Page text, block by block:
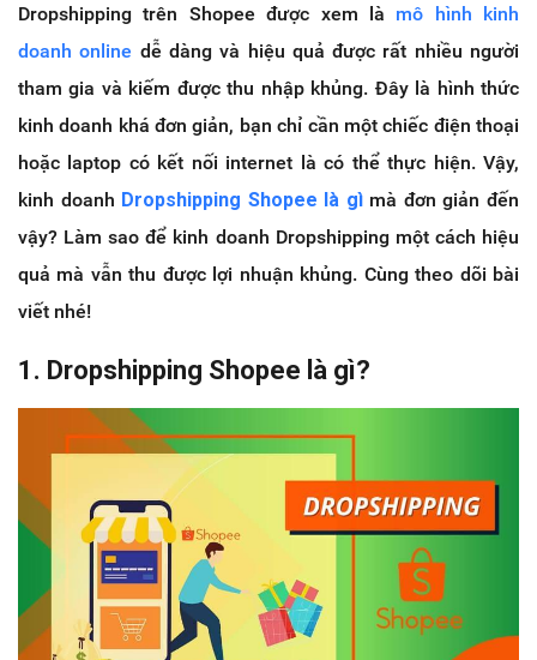
Dropshipping trên Shopee được xem là mô hình kinh
doanh online dễ dàng và hiệu quả được rất nhiều người
tham gia và kiếm được thu nhập khủng. Đây là hình thức
kinh doanh khá đơn giản, bạn chỉ cần một chiếc điện thoại
hoặc laptop có kết nối internet là có thể thực hiện. Vậy,
kinh doanh Dropshipping Shopee là gì mà đơn giản đến
vậy? Làm sao để kinh doanh Dropshipping một cách hiệu
quả mà vẫn thu được lợi nhuận khủng. Cùng theo dõi bài
viết nhé!
1. Dropshipping Shopee là gì?